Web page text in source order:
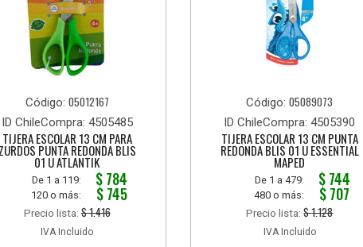
Código: 05012167
ID ChileCompra: 4505485
TIJERA ESCOLAR 13 CM PARA
ZURDOS PUNTA REDONDA BLIS
01 U ATLANTIK
De 1 a 119: $ 784
120 o más: $ 745
Precio lista:$ 1.416
IVA Incluido
Código:05089073
ID ChileCompra: 4505390
TIJERA ESCOLAR 13 CM PUNTA
REDONDA BLIS 01 U ESSENTIAL
MAPED
De 1 a 479: $ 744
480 o más: $ 707
Precio lista:$ 1.128
IVA Incluido